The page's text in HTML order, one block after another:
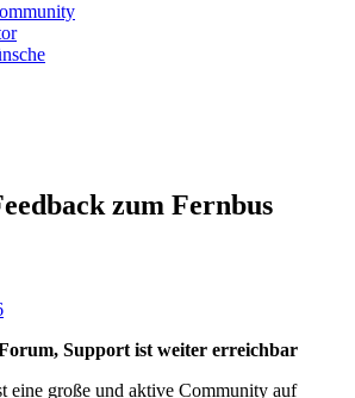
zum Fernbus
Support ist weiter erreichbar
eine große und aktive Community auf